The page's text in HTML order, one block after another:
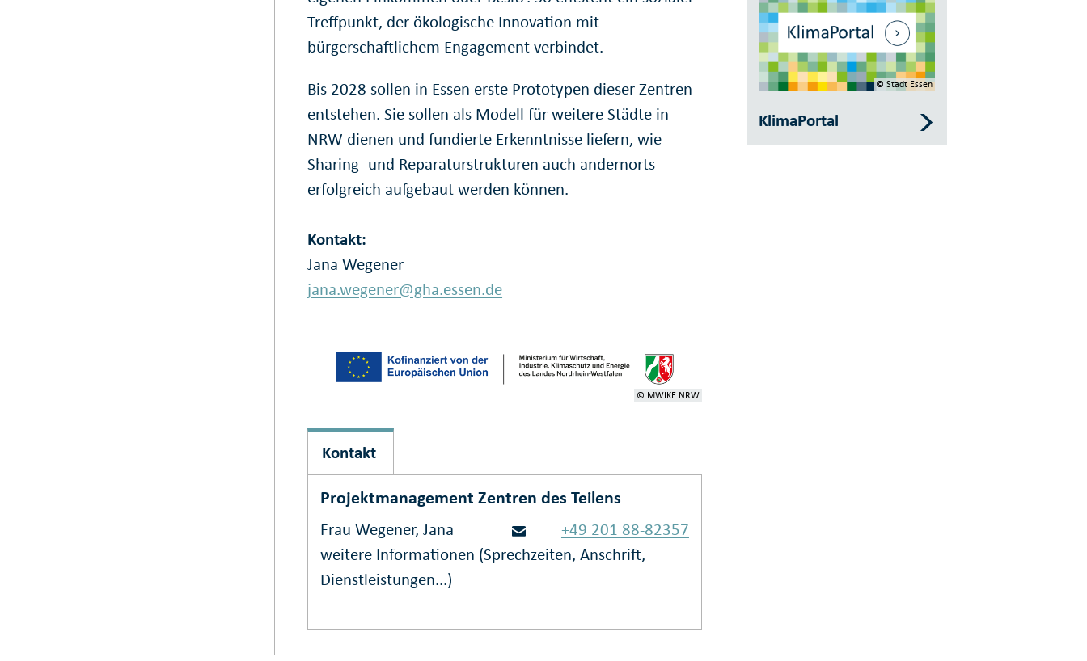
Treffpunkt, der ökologische Innovation mit
bürgerschaftlichem Engagement verbindet.
Bis 2028 sollen in Essen erste Prototypen dieser Zentren
entstehen. Sie sollen als Modell für weitere Städte in
NRW dienen und fundierte Erkenntnisse liefern, wie
Sharing- und Reparaturstrukturen auch andernorts
erfolgreich aufgebaut werden können.
Kontakt:
Jana Wegener
jana.wegener@gha.essen.de
© MWIKE NRW
Kontakt
Projektmanagement Zentren des Teilens
Frau Wegener, Jana
+49 201 88-82357
weitere Informationen (Sprechzeiten, Anschrift,
Dienstleistungen...)
© Stadt Essen
KlimaPortal